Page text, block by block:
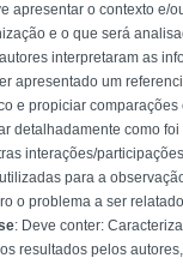
apresentar o contexto e/
e o que será
interpretaram as
apresentado um
e propiciar comparações
detalhadamente como
interações/
para a
o problema a ser
: Deve conter:
resultados pelos